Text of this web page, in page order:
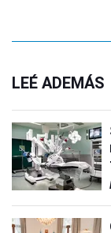
LEÉ ADEMÁS